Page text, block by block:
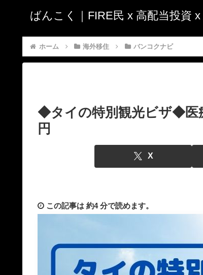
ばんこく｜FIRE民 x 高配当投資
ホーム 海外移住 バンコクナビ
◆タイの特別観光ビザ◆医
円
X
この記事は 約4 分で読めます。